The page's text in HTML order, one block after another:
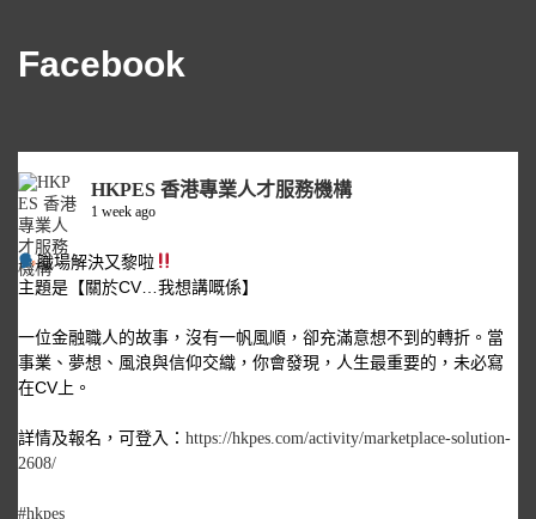
Facebook
HKPES 香港專業人才服務機構
1 week ago
職場解決又黎啦
主題是【關於CV…我想講嘅係】
一位金融職人的故事，沒有一帆風順，卻充滿意想不到的轉折。當
事業、夢想、風浪與信仰交織，你會發現，人生最重要的，未必寫
在CV上。
詳情及報名，可登入： https://hkpes.com/activity/marketplace-solution-
2608/
#hkpes